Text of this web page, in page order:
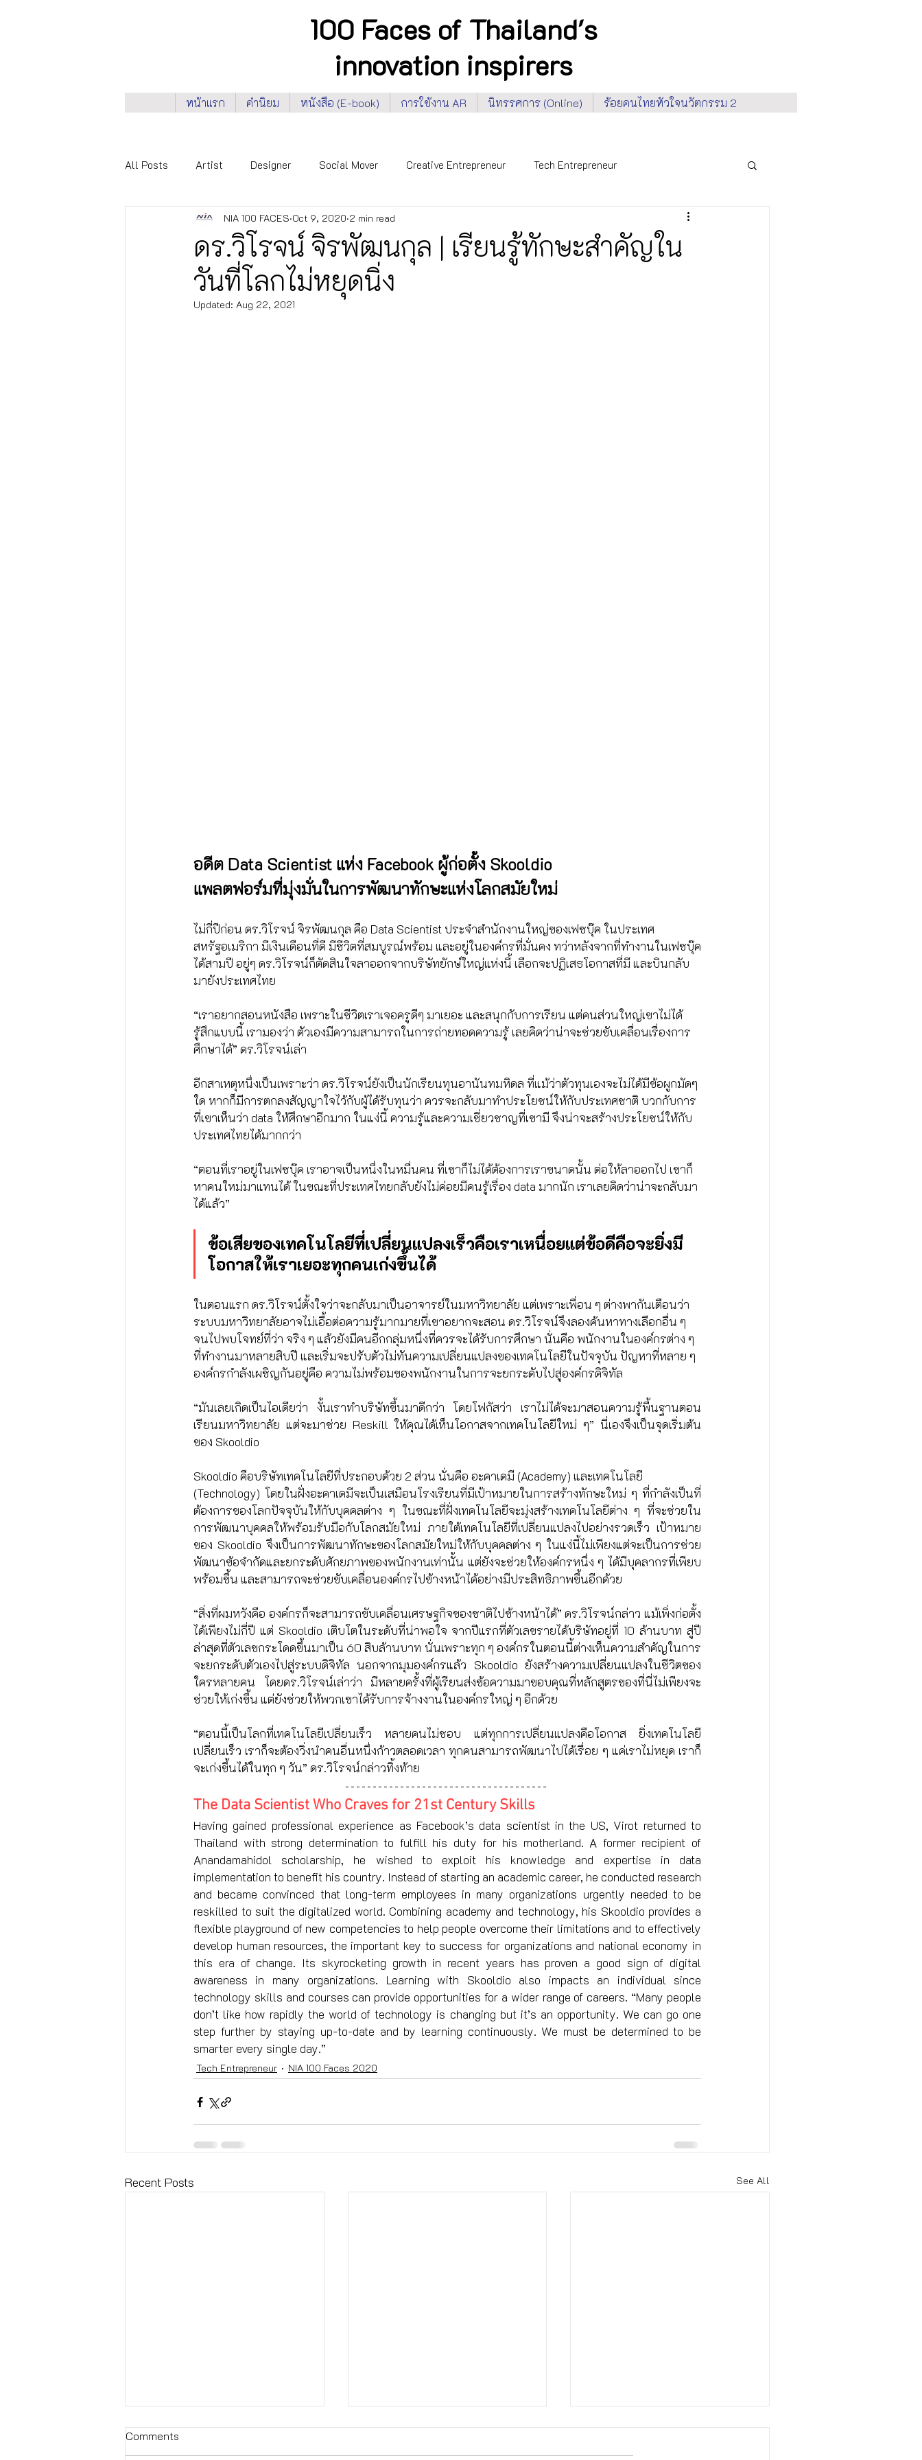
100 Faces of Thailand's
innovation inspirers
หน้าแรก คำนิยม หนังสือ (E-book) การใช้งาน AR นิทรรศการ (Online) ร้อยคนไทยหัวใจนวัตกรรม 2
All Posts Artist Designer Social Mover Creative Entrepreneur Tech Entrepreneur
Knowledge Provider NIA 100 Faces 2020 NIA 100 Faces 2022
City Networks Health & Well-Being Privacy, Rights & Equality
ดร.วิโรจน์ จิรพัฒนกุล | เรียนรู้ทักษะสำคัญใน
วันที่โลกไม่หยุดนิ่ง
NIA 100 FACES Oct 9, 2020 2 min read
Updated: Aug 22, 2021
อดีต Data Scientist แห่ง Facebook ผู้ก่อตั้ง Skooldio
แพลตฟอร์มที่มุ่งมั่นในการพัฒนาทักษะแห่งโลกสมัยใหม่
ไม่กี่ปีก่อน ดร.วิโรจน์ จิรพัฒนกุล คือ Data Scientist ประจำสำนักงานใหญ่ของเฟซบุ๊ค ในประเทศ
สหรัฐอเมริกา มีเงินเดือนที่ดี มีชีวิตที่สมบูรณ์พร้อม และอยู่ในองค์กรที่มั่นคง ทว่าหลังจากที่ทำงานในเฟซบุ๊ค
ได้สามปี อยู่ๆ ดร.วิโรจน์ก็ตัดสินใจลาออกจากบริษัทยักษ์ใหญ่แห่งนี้ เลือกจะปฏิเสธโอกาสที่มี และบินกลับ
มายังประเทศไทย
“เราอยากสอนหนังสือ เพราะในชีวิตเราเจอครูดีๆ มาเยอะ และสนุกกับการเรียน แต่คนส่วนใหญ่เขาไม่ได้
รู้สึกแบบนี้ เรามองว่า ตัวเองมีความสามารถในการถ่ายทอดความรู้ เลยคิดว่าน่าจะช่วยขับเคลื่อนเรื่องการ
ศึกษาได้” ดร.วิโรจน์เล่า
อีกสาเหตุหนึ่งเป็นเพราะว่า ดร.วิโรจน์ยังเป็นนักเรียนทุนอานันทมหิดล ที่แม้ว่าตัวทุนเองจะไม่ได้มีข้อผูกมัดๆ
ใด หากก็มีการตกลงสัญญาใจไว้กับผู้ได้รับทุนว่า ควรจะกลับมาทำประโยชน์ให้กับประเทศชาติ บวกกับการ
ที่เขาเห็นว่า data ให้ศึกษาอีกมาก ในแง่นี้ ความรู้และความเชี่ยวชาญที่เขามี จึงน่าจะสร้างประโยชน์ให้กับ
ประเทศไทยได้มากกว่า
“ตอนที่เราอยู่ในเฟซบุ๊ค เราอาจเป็นหนึ่งในหมื่นคน ที่เขาก็ไม่ได้ต้องการเราขนาดนั้น ต่อให้ลาออกไป เขาก็
หาคนใหม่มาแทนได้ ในขณะที่ประเทศไทยกลับยังไม่ค่อยมีคนรู้เรื่อง data มากนัก เราเลยคิดว่าน่าจะกลับมา
ได้แล้ว”
ข้อเสียของเทคโนโลยีที่เปลี่ยนแปลงเร็วคือเราเหนื่อยแต่ข้อดีคือจะยิ่งมี
โอกาสให้เราเยอะทุกคนเก่งขึ้นได้
ในตอนแรก ดร.วิโรจน์ตั้งใจว่าจะกลับมาเป็นอาจารย์ในมหาวิทยาลัย แต่เพราะเพื่อน ๆ ต่างพากันเตือนว่า
ระบบมหาวิทยาลัยอาจไม่เอื้อต่อความรู้มากมายที่เขาอยากจะสอน ดร.วิโรจน์จึงลองค้นหาทางเลือกอื่น ๆ
จนไปพบโจทย์ที่ว่า จริง ๆ แล้วยังมีคนอีกกลุ่มหนึ่งที่ควรจะได้รับการศึกษา นั่นคือ พนักงานในองค์กรต่าง ๆ
ที่ทำงานมาหลายสิบปี และเริ่มจะปรับตัวไม่ทันความเปลี่ยนแปลงของเทคโนโลยีในปัจจุบัน ปัญหาที่หลาย ๆ
องค์กรกำลังเผชิญกันอยู่คือ ความไม่พร้อมของพนักงานในการจะยกระดับไปสู่องค์กรดิจิทัล
“มันเลยเกิดเป็นไอเดียว่า งั้นเราทำบริษัทขึ้นมาดีกว่า โดยโฟกัสว่า เราไม่ได้จะมาสอนความรู้พื้นฐานตอน
เรียนมหาวิทยาลัย แต่จะมาช่วย Reskill ให้คุณได้เห็นโอกาสจากเทคโนโลยีใหม่ ๆ” นี่เองจึงเป็นจุดเริ่มต้น
ของ Skooldio
Skooldio คือบริษัทเทคโนโลยีที่ประกอบด้วย 2 ส่วน นั่นคือ อะคาเดมี (Academy) และเทคโนโลยี
(Technology) โดยในฝั่งอะคาเดมีจะเป็นเสมือนโรงเรียนที่มีเป้าหมายในการสร้างทักษะใหม่ ๆ ที่กำลังเป็นที่
ต้องการของโลกปัจจุบันให้กับบุคคลต่าง ๆ ในขณะที่ฝั่งเทคโนโลยีจะมุ่งสร้างเทคโนโลยีต่าง ๆ ที่จะช่วยใน
การพัฒนาบุคคลให้พร้อมรับมือกับโลกสมัยใหม่ ภายใต้เทคโนโลยีที่เปลี่ยนแปลงไปอย่างรวดเร็ว เป้าหมาย
ของ Skooldio จึงเป็นการพัฒนาทักษะของโลกสมัยใหม่ให้กับบุคคลต่าง ๆ ในแง่นี้ไม่เพียงแต่จะเป็นการช่วย
พัฒนาข้อจำกัดและยกระดับศักยภาพของพนักงานเท่านั้น แต่ยังจะช่วยให้องค์กรหนึ่ง ๆ ได้มีบุคลากรที่เพียบ
พร้อมขึ้น และสามารถจะช่วยขับเคลื่อนองค์กรไปข้างหน้าได้อย่างมีประสิทธิภาพขึ้นอีกด้วย
“สิ่งที่ผมหวังคือ องค์กรก็จะสามารถขับเคลื่อนเศรษฐกิจของชาติไปข้างหน้าได้” ดร.วิโรจน์กล่าว แม้เพิ่งก่อตั้ง
ได้เพียงไม่กี่ปี แต่ Skooldio เติบโตในระดับที่น่าพอใจ จากปีแรกที่ตัวเลขรายได้บริษัทอยู่ที่ 10 ล้านบาท สู่ปี
ล่าสุดที่ตัวเลขกระโดดขึ้นมาเป็น 60 สิบล้านบาท นั่นเพราะทุก ๆ องค์กรในตอนนี้ต่างเห็นความสำคัญในการ
จะยกระดับตัวเองไปสู่ระบบดิจิทัล นอกจากมุมองค์กรแล้ว Skooldio ยังสร้างความเปลี่ยนแปลงในชีวิตของ
ใครหลายคน โดยดร.วิโรจน์เล่าว่า มีหลายครั้งที่ผู้เรียนส่งข้อความมาขอบคุณที่หลักสูตรของที่นี่ไม่เพียงจะ
ช่วยให้เก่งขึ้น แต่ยังช่วยให้พวกเขาได้รับการจ้างงานในองค์กรใหญ่ ๆ อีกด้วย
“ตอนนี้เป็นโลกที่เทคโนโลยีเปลี่ยนเร็ว หลายคนไม่ชอบ แต่ทุกการเปลี่ยนแปลงคือโอกาส ยิ่งเทคโนโลยี
เปลี่ยนเร็ว เราก็จะต้องวิ่งนำคนอื่นหนึ่งก้าวตลอดเวลา ทุกคนสามารถพัฒนาไปได้เรื่อย ๆ แค่เราไม่หยุด เราก็
จะเก่งขึ้นได้ในทุก ๆ วัน” ดร.วิโรจน์กล่าวทิ้งท้าย
The Data Scientist Who Craves for 21st Century Skills
Having gained professional experience as Facebook’s data scientist in the US, Virot returned to
Thailand with strong determination to fulfill his duty for his motherland. A former recipient of
Anandamahidol scholarship, he wished to exploit his knowledge and expertise in data
implementation to benefit his country. Instead of starting an academic career, he conducted research
and became convinced that long-term employees in many organizations urgently needed to be
reskilled to suit the digitalized world. Combining academy and technology, his Skooldio provides a
flexible playground of new competencies to help people overcome their limitations and to effectively
develop human resources, the important key to success for organizations and national economy in
this era of change. Its skyrocketing growth in recent years has proven a good sign of digital
awareness in many organizations. Learning with Skooldio also impacts an individual since
technology skills and courses can provide opportunities for a wider range of careers. “Many people
don’t like how rapidly the world of technology is changing but it’s an opportunity. We can go one
step further by staying up-to-date and by learning continuously. We must be determined to be
smarter every single day.”
Tech Entrepreneur NIA 100 Faces 2020
Recent Posts See All
Comments